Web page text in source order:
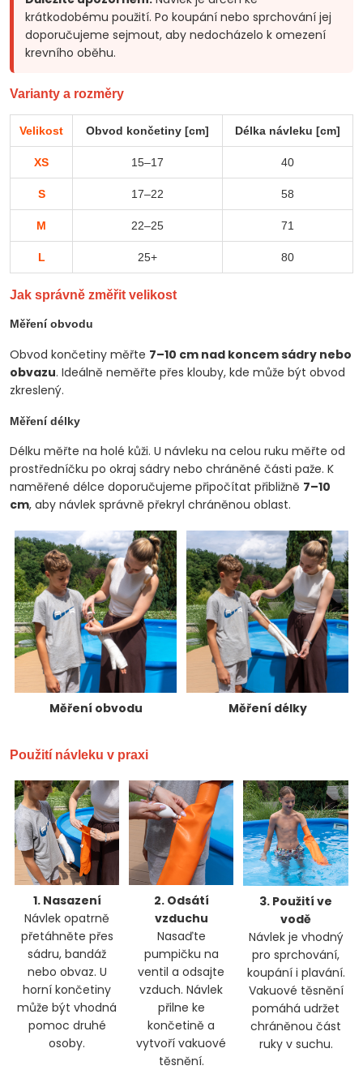
krátkodobému použití. Po koupání nebo sprchování jej
doporučujeme sejmout, aby nedocházelo k omezení
krevního oběhu.
Varianty a rozměry
Velikost Obvod končetiny [cm] Délka návleku [cm]
XS 15–17 40
S 17–22 58
M 22–25 71
L 25+ 80
Jak správně změřit velikost
Měření obvodu
Obvod končetiny měřte 7–10 cm nad koncem sádry nebo
obvazu. Ideálně neměřte přes klouby, kde může být obvod
zkreslený.
Měření délky
Délku měřte na holé kůži. U návleku na celou ruku měřte od
prostředníčku po okraj sádry nebo chráněné části paže. K
naměřené délce doporučujeme připočítat přibližně 7–10
cm, aby návlek správně překryl chráněnou oblast.
Měření obvodu Měření délky
Použití návleku v praxi
1. Nasazení
Návlek opatrně
přetáhněte přes
sádru, bandáž
nebo obvaz. U
horní končetiny
může být vhodná
pomoc druhé
osoby.
2. Odsátí
vzduchu
Nasaďte
pumpičku na
ventil a odsajte
vzduch. Návlek
přilne ke
končetině a
vytvoří vakuové
těsnění.
3. Použití ve
vodě
Návlek je vhodný
pro sprchování,
koupání i plavání.
Vakuové těsnění
pomáhá udržet
chráněnou část
ruky v suchu.